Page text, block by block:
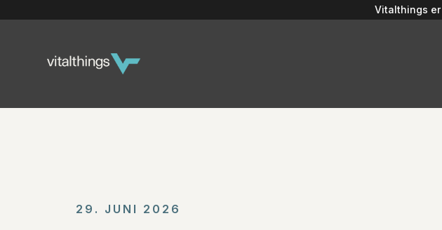
Vitalthings er
29. JUNI 2026